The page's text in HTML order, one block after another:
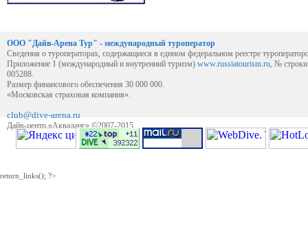
ООО "Дайв-Арена Тур" - международный туроператор
Сведения о туроператорах, содержащиеся в едином федеральном реестре
Приложение 1 (международный и внутренний туризм) www.russiatourism.ru, №
005288.
Размер финансового обеспечения 30 000 000.
«Московская страховая компания».
club@dive-arena.ru
Дайв-центр «Акваланг» ©2007-2015
return_links(); ?>